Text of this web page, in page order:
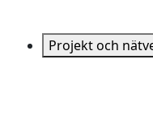
Projekt och